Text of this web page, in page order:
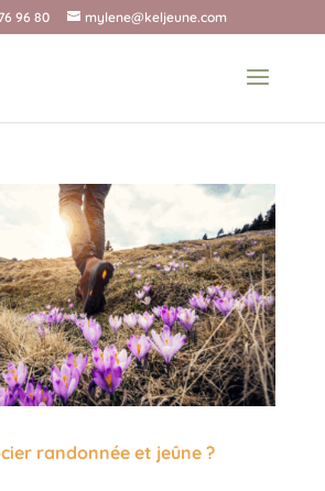
96 80 mylene@keljeune.com
randonnée et jeûne ?